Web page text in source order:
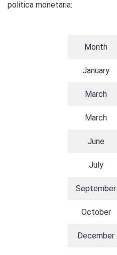
politica monetaria:
Month
January
March
March
June
July
September
October
December